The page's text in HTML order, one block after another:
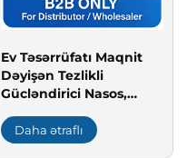
Ev Təsərrüfatı Maqnit
Dəyişən Tezlikli
Gücləndirici Nasos,
Təchizatı və Kənd
Təsərrüfatı Sulaması
Daha ətraflı